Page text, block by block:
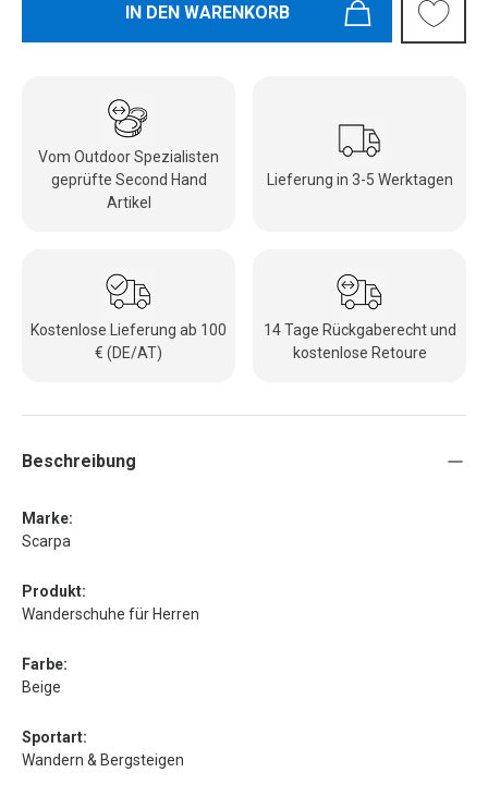
IN DEN WARENKORB
Vom Outdoor Spezialisten
geprüfte Second Hand
Artikel
Lieferung in 3-5 Werktagen
Kostenlose Lieferung ab 100
€ (DE/AT)
14 Tage Rückgaberecht und
kostenlose Retoure
Beschreibung
Marke:
Scarpa
Produkt:
Wanderschuhe für Herren
Farbe:
Beige
Sportart:
Wandern & Bergsteigen